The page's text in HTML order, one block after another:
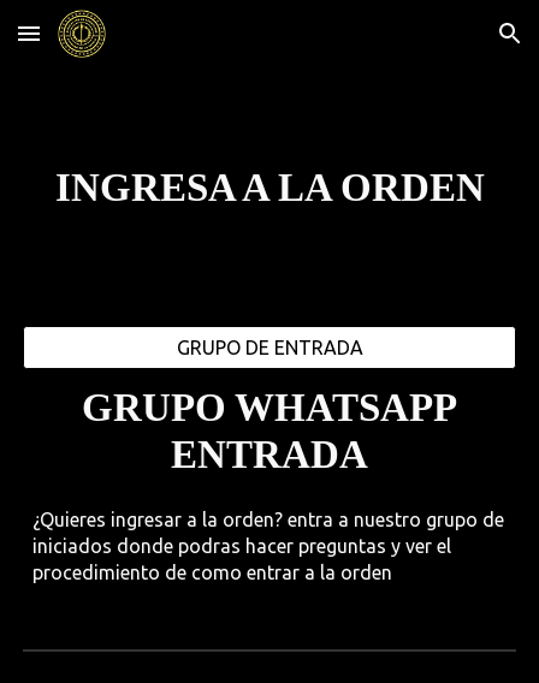
Skip to main content Skip to navigation
INGRESA A LA ORDEN
GRUPO DE ENTRADA
GRUPO WHATSAPP
ENTRADA
¿Quieres ingresar a la orden? entra a nuestro grupo de
iniciados donde podras hacer preguntas y ver el
procedimiento de como entrar a la orden